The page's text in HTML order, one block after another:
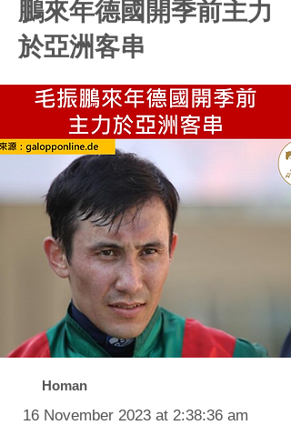
鵬來年德國開季前主力
於亞洲客串
Homan
16 November 2023 at 2:38:36 am